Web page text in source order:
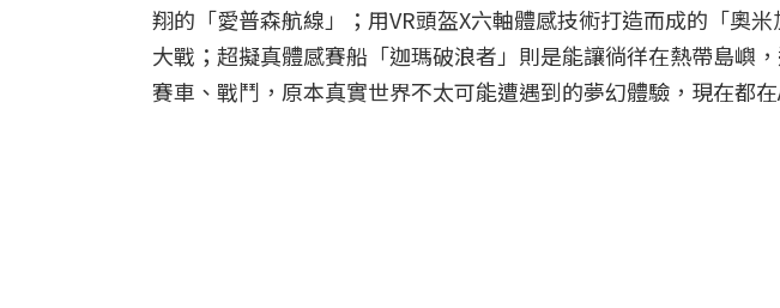
翔的「愛普森航線」；用VR頭盔X六軸體感技術打造而成的「奧
大戰；超擬真體感賽船「迦瑪破浪者」則是能讓徜徉在熱帶島嶼
賽車、戰鬥，原本真實世界不太可能遭遇到的夢幻體驗，現在都在